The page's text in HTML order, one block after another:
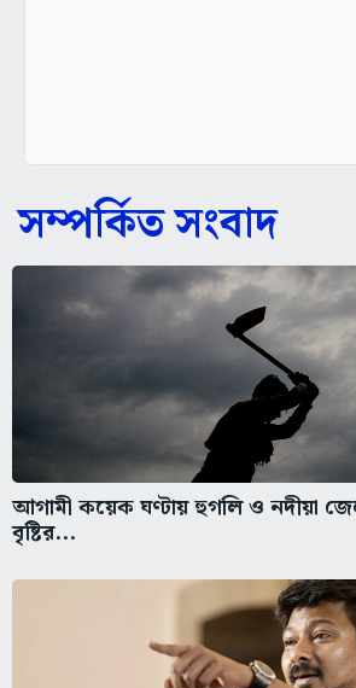
সম্পর্কিত সংবাদ
আগামী কয়েক ঘণ্টায় হুগলি ও নদীয়া
বৃষ্টির...